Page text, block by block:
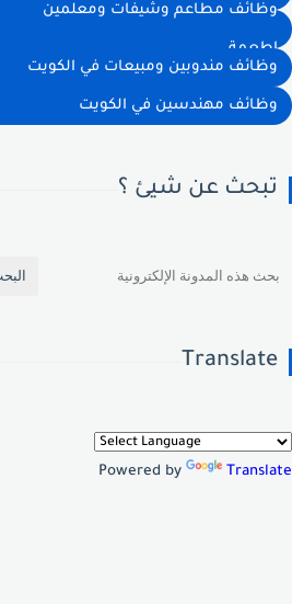
وظائف مطاعم وشيفات ومعلمين
اطعمة
وظائف مندوبين ومبيعات في الكويت
وظائف مهندسين في الكويت
تبحث عن شيئ ؟
Translate
Powered by Translate